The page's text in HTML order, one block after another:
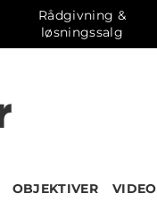
Rådgivning &
løsningssalg
OBJEKTIVER VIDEO